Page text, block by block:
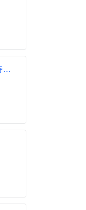
三商巧福關西服務區-計時人員